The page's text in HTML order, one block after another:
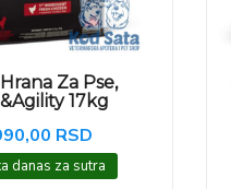
Za Pse,
17kg
RSD
danas za sutra